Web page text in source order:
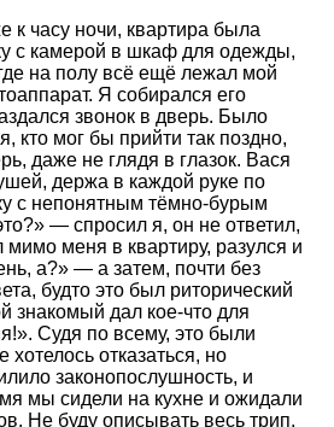
к часу ночи, квартира была
с камерой в шкаф для одежды,
на полу всё ещё лежал мой
Я собирался его
звонок в дверь. Было
кто мог бы прийти так поздно,
даже не глядя в глазок. Вася
держа в каждой руке по
с непонятным тёмно-бурым
— спросил я, он не ответил,
мимо меня в квартиру, разулся и
а?» — а затем, почти без
будто это был риторический
знакомый дал кое-что для
Судя по всему, это были
отказаться, но
законопослушность, и
мы сидели на кухне и ожидали
Не буду описывать весь трип,